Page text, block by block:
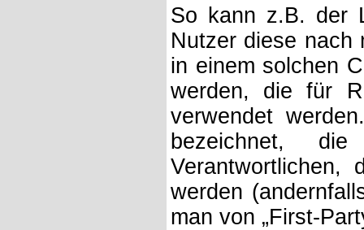
So kann z.B. der
Nutzer diese nach
in einem solchen
werden, die für
verwendet
bezeichnet,
Verantwortlichen,
werden
man von „First-